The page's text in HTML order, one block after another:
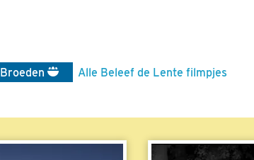
Alle Beleef de Lente filmpjes